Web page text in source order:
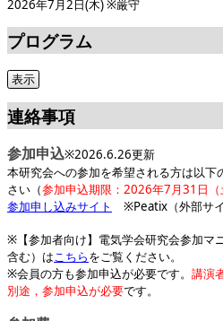
2026年7月2日(木) ※厳守
プログラム
連絡事項
参加申込※2026.6.26更新
本研究会への参加を希望される方は以
さい（参加申込期限：2026年7月31日
参加申し込みサイト
※Peatix（外部サイ
※【参加者向け】電気学会研究会参加マ
含む）はこちらをご覧ください。
※会員の方も参加申込が必要です。 講演
別途，参加申込が必要です。